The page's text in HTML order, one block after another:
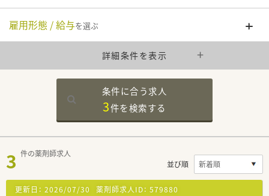
雇用形態 / 給与を選ぶ
詳細条件を表示
条件に合う求人
3件を検索する
3 件の薬剤師求人
並び順
更新日： 2026/07/30 薬剤師求人ID： 579880